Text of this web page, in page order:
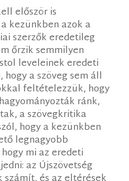
először is
kezünkben azok a
szerzők eredetileg
őrzik semmilyen
leveleinek eredeti
a szöveg sem áll
feltételezzük, hogy
ránk,
a szövegkritika
hogy a kezünkben
legnagyobb
mi az eredeti
az Újszövetség